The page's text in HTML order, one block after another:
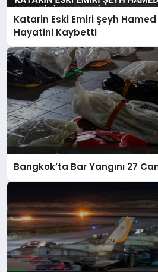
Katarin Eski Emiri Şeyh
Hayatini Kaybetti
Bangkok’ta Bar Yangını 27